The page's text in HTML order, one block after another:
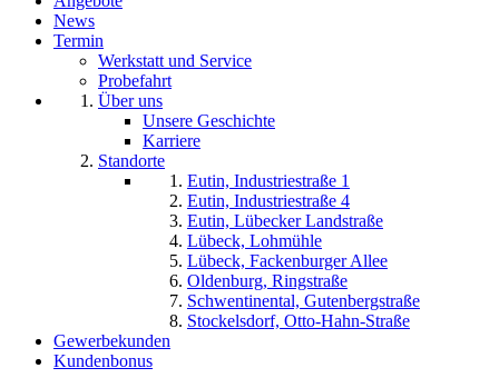
News
Termin
Werkstatt und Service
Probefahrt
Über uns
Unsere Geschichte
Karriere
Standorte
Eutin, Industriestraße 1
Eutin, Industriestraße 4
Eutin, Lübecker Landstraße
Lübeck, Lohmühle
Lübeck, Fackenburger Allee
Oldenburg, Ringstraße
Schwentinental, Gutenbergstraße
Stockelsdorf, Otto-Hahn-Straße
Gewerbekunden
Kundenbonus